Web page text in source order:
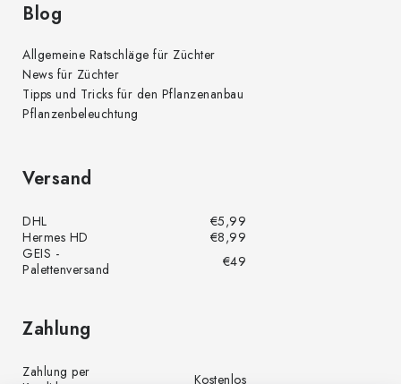
Blog
Allgemeine Ratschläge für Züchter
News für Züchter
Tipps und Tricks für den Pflanzenanbau
Pflanzenbeleuchtung
Versand
DHL
€5,99
Hermes HD
€8,99
GEIS -
Palettenversand
€49
Zahlung
Zahlung per
Kostenlos